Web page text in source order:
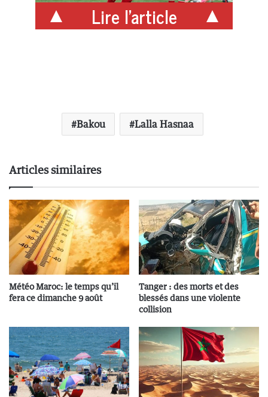
Lire l'article
Bakou Lalla Hasnaa
Articles similaires
Météo Maroc: le temps qu’il
fera ce dimanche 9 août
Tanger : des morts et des
blessés dans une violente
collision